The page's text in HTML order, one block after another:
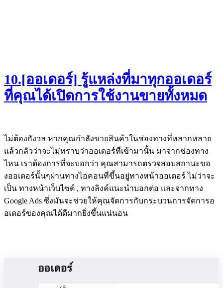
10.[ออเดอร์] รู้แหล่งที่มาทุกออเดอร์
ที่คุณได้เปิดการใช้งานขายทั้งหมด
ไม่ต้องกังวล หากคุณกำลังขายสินค้าในช่องทางที่หลากหลาย
แล้วกลัวว่าจะไม่ทราบว่าออเดอร์ที่เข้ามานั้น มาจากช่องทาง
ไหน เราต้องการที่จะบอกว่า คุณสามารถตรวจสอบสถานะขอ
งออเดอร์นั้นๆผ่านทางไอคอนที่ขึ้นอยู่ทางหน้าออเดอร์ ไม่ว่าจะ
เป็น ทางหน้าเว็บไซต์ , ทางลิงค์แนะนำบอกต่อ และจากทาง
Google Ads ซึ่งมันจะช่วยให้คุณจัดการกับกระบวนการจัดการอ
อเดอร์ของคุณได้ดีมากยิ่งขึ้นแน่นอน